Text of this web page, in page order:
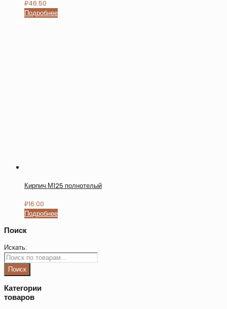
₽46.50
Подробнее
Кирпич М125 полнотелый
₽16.00
Подробнее
Поиск
Искать:
Поиск
Категории
товаров